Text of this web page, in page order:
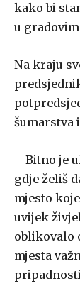
kako bi
u
Na kraju
šumarstva
– Bitno je
gdje želiš
mjesto
uvijek
oblikovalo
mjesta